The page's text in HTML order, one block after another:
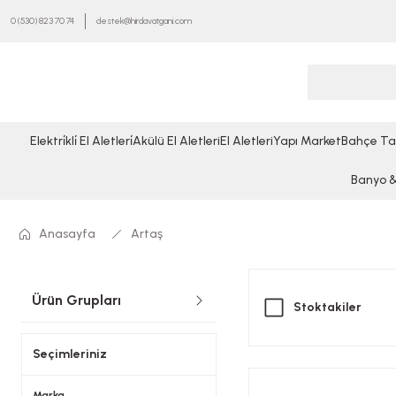
0 (530) 823 70 74 destek@hirdavatgani.com
Elektri̇kli̇ El Aletleri̇Akülü El AletleriEl AletleriYapı MarketBahçe
Banyo
Anasayfa Artaş
Ürün Grupları
Seçimleriniz
Stoktakiler